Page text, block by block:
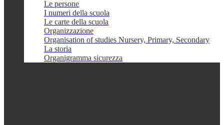
Le persone
I numeri della scuola
Le carte della scuola
Organizzazione
Organisation of studies Nursery, Primary, Secondary
La storia
Organigramma sicurezza